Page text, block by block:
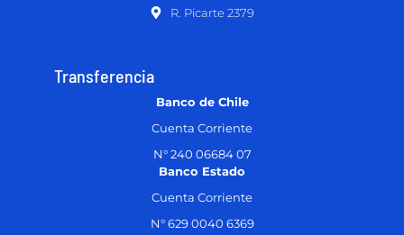
R. Picarte 2379
Transferencia
Banco de Chile
Cuenta Corriente
N° 240 06684 07
Banco Estado
Cuenta Corriente
N° 629 0040 6369